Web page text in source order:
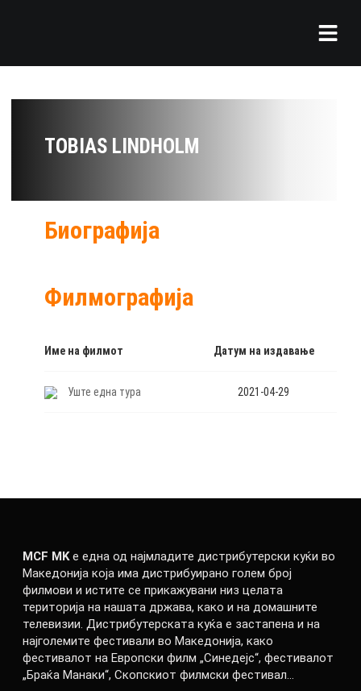
TOBIAS LINDHOLM
Биографија
Филмографија
Име на филмот Датум на издавање
Уште една тура 2021-04-29
MCF MKе една од најмладите дистрибутерски куќи во
Македонија која има дистрибуирано голем број
филмови и истите се прикажувани низ целата
територија на нашата држава, како и на домашните
телевизии. Дистрибутерската куќа е застапена и на
најголемите фестивали во Македонија, како
фестивалот на Европски филм „Синедејс“, фестивалот
„Браќа Манаки“, Скопскиот филмски фестивал…